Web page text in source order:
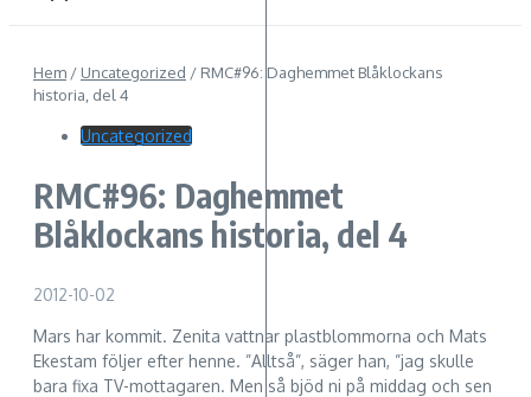
Hem / Uncategorized / RMC#96: Daghemmet Blåklockans
historia, del 4
Uncategorized
RMC#96: Daghemmet
Blåklockans historia, del 4
2012-10-02
Mars har kommit. Zenita vattnar plastblommorna och Mats
Ekestam följer efter henne. ”Alltså”, säger han, ”jag skulle
bara fixa TV-mottagaren. Men så bjöd ni på middag och sen